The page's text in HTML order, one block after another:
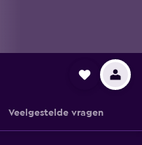
Veelgestelde vragen